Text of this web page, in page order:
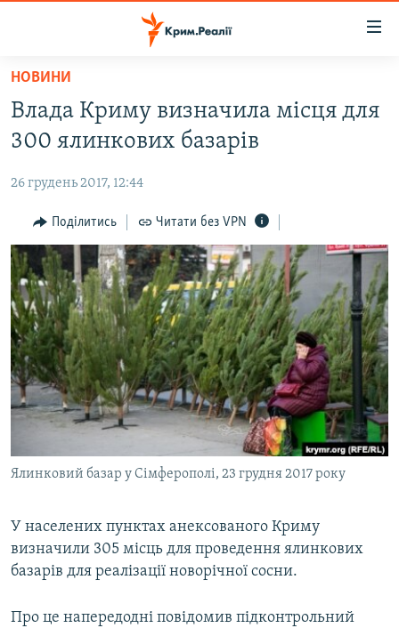
Перейти
основного
матеріалу
до
навігації
Перейти
до
пошуку
ВОДА.КРИМ
ПОЛІТИКА
БЛОГИ
ПОГЛЯД
ІНТЕРВ'Ю
ВСЕ ЗА ДЕНЬ
СПЕЦПРОЕКТИ
ДЕПОРТАЦІЯ
ВІДЕОУРОКИ «ELIFBE»
УКРАЇНСЬКА ПРОБЛЕМА КРИМУ
ЯК ОБІЙТИ БЛОКУВАННЯ
Русский
Qırımtatar
НОВИНИ
Влада Криму визначила місця для
300 ялинкових базарів
26 грудень 2017, 12:44
Поділитись Читати без VPN
Ялинковий базар у Сімферополі, 23 грудня 2017 року
У населених пунктах анексованого Криму
визначили 305 місць для проведення ялинкових
базарів для реалізації новорічної сосни.
Про це напередодні повідомив підконтрольний